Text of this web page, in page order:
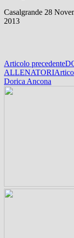
Casalgrande 28
C.
Navigazione
articolo
Articolo precedente
ALLENATORI
Dorica Ancona